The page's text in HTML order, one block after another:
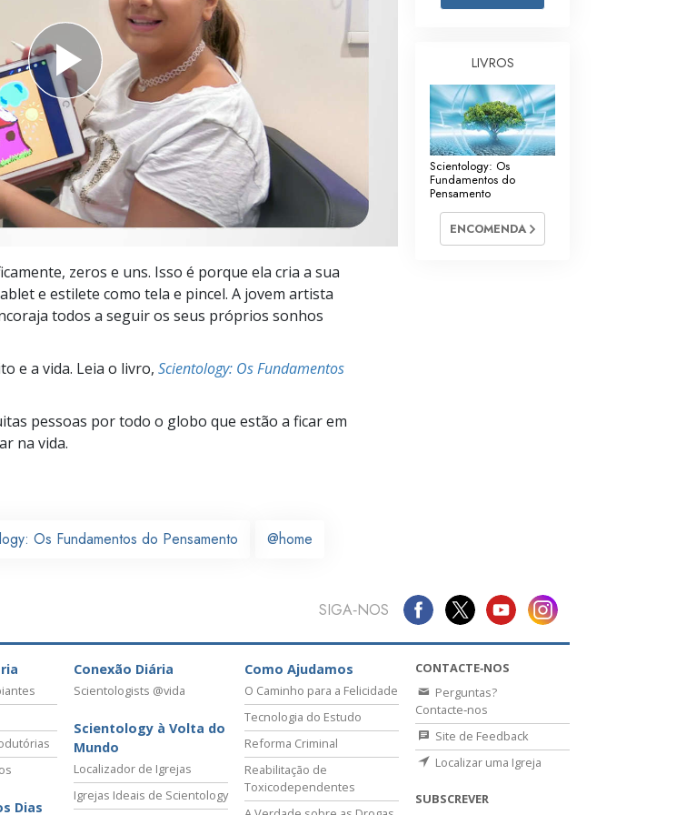
Crianças
Ferramentas para o Local do Trabalho
Ética e as Condições
A Causa da Supressão
Investigações
Bases da Organização
zeros e uns. Isso é porque ela cria a sua
e estilete como tela e pincel. A jovem artista
todos a seguir os seus próprios sonhos
e a vida. Leia o livro, Scientology: Os Fundamentos
pessoas por todo o globo que estão a ficar em
na vida.
Os Fundamentos do Pensamento @home
LIVROS
Scientology: Os
Fundamentos do
Pensamento
ENCOMENDA
SIGA‑NOS
Dias
Conexão Diária
Scientologists @vida
Scientology à Volta do
Mundo
Localizador de Igrejas
Igrejas Ideais de Scientology
Como Ajudamos
O Caminho para a Felicidade
Tecnologia do Estudo
Reforma Criminal
Reabilitação de
Toxicodependentes
CONTACTE‑NOS
Perguntas?
Contacte‑nos
Site de Feedback
Localizar uma Igreja
SUBSCREVER